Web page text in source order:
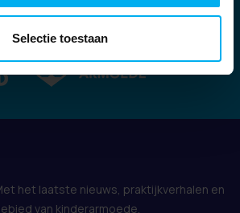
Selectie toestaan
door:
het laatste nieuws, praktijkverhalen en
van kinderarmoede.